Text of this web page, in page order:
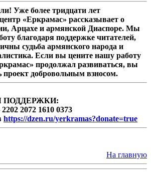
Уже более тридцати лет
«Еркрамас» рассказывает о
Арцахе и армянской Диаспоре. Мы
благодаря поддержке читателей,
судьба армянского народа и
Если вы цените нашу работу
продолжал развиваться, вы
проект добровольным взносом.
ПОДДЕРЖКИ:
2072 1610 0373
https://dzen.ru/yerkramas?donate=true
На главную